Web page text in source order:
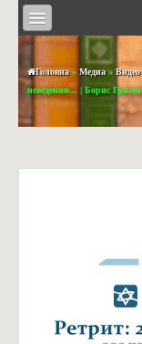
МЕДІА
Головна» Медиа» Видео
неведении... | Борис